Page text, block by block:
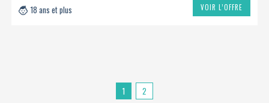
18 ans et plus
VOIR L’OFFRE
1 2